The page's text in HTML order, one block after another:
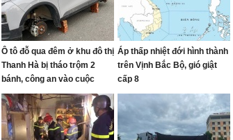
Ô tô đỗ qua đêm ở khu đô thị
Thanh Hà bị tháo trộm 2
bánh, công an vào cuộc
Áp thấp nhiệt đới hình thành
trên Vịnh Bắc Bộ, gió giật
cấp 8